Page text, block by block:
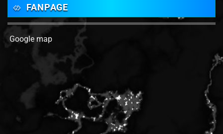
FANPAGE
Google map